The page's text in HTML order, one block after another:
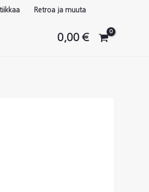
Retroa ja muuta
0,00€